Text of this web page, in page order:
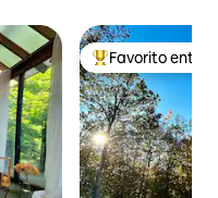
Favorito entre
Favorito entre